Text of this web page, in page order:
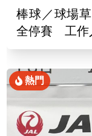
棒球／球場
全停賽 工作
熱門